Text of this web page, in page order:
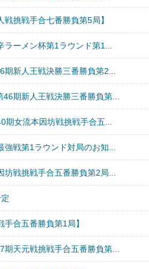
挑戦手合七番勝負第5局】
ーメン杯第1ラウンド第1...
期新人王戦決勝三番勝負第2...
期新人王戦決勝三番勝負第...
女流本因坊戦挑戦手合五...
戦第1ラウンド対局のお知...
戦挑戦手合五番勝負第2局...
合五番勝負第1局】
天元戦挑戦手合五番勝負第...